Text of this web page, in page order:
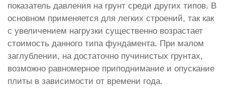
показатель давления на грунт среди других типов. В
основном применяется для легких строений, так как
с увеличением нагрузки существенно возрастает
стоимость данного типа фундамента. При малом
заглублении, на достаточно пучинистых грунтах,
возможно равномерное приподнимание и опускание
плиты в зависимости от времени года.